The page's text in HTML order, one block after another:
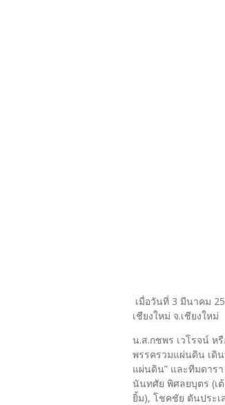
เมื่อวันที่ 3 มีนาคม
เชียงใหม่ จ.เชียงใหม่
น.ส.กชพร เวโรจน์ ห
พรรครวมแผ่นดิน เดิ
แผ่นดิน” และทีมดาร
นันทศัย พิศลยบุตร (เ
ยิ้ม), โชคชัย ตันประ